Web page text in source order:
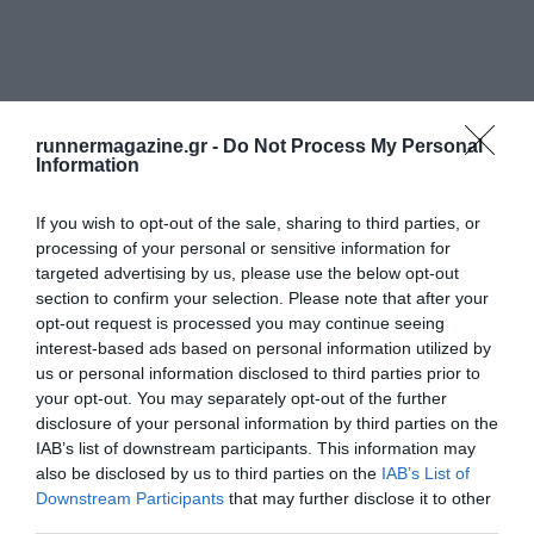
runnermagazine.gr - Do Not Process My Personal
Information
If you wish to opt-out of the sale, sharing to third parties, or
processing of your personal or sensitive information for
targeted advertising by us, please use the below opt-out
section to confirm your selection. Please note that after your
opt-out request is processed you may continue seeing
interest-based ads based on personal information utilized by
us or personal information disclosed to third parties prior to
your opt-out. You may separately opt-out of the further
disclosure of your personal information by third parties on the
IAB’s list of downstream participants. This information may
also be disclosed by us to third parties on the IAB’s List of
Downstream Participants that may further disclose it to other